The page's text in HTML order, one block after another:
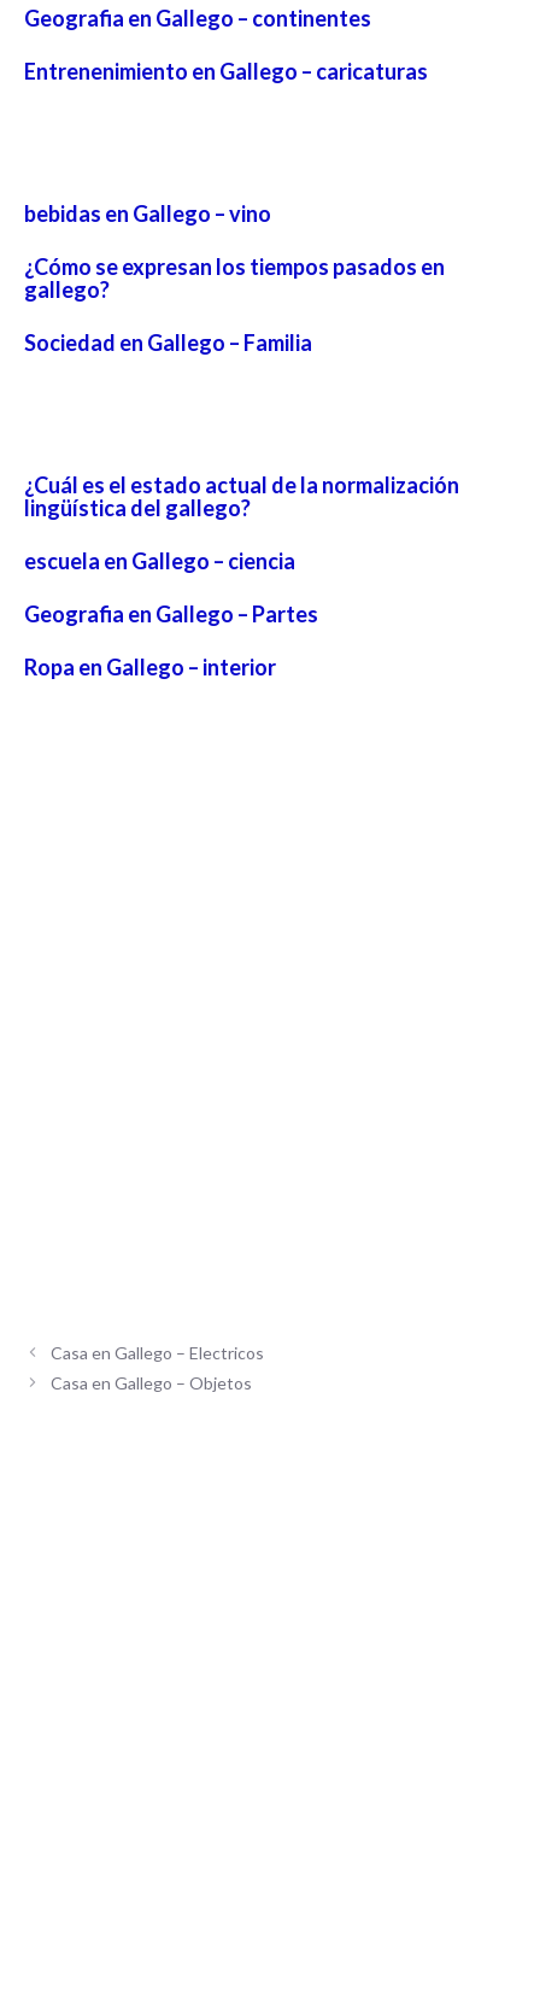
Geografia en Gallego – continentes
Entrenenimiento en Gallego – caricaturas
bebidas en Gallego – vino
¿Cómo se expresan los tiempos pasados en
gallego?
Sociedad en Gallego – Familia
¿Cuál es el estado actual de la normalización
lingüística del gallego?
escuela en Gallego – ciencia
Geografia en Gallego – Partes
Ropa en Gallego – interior
Casa en Gallego – Electricos
Casa en Gallego – Objetos